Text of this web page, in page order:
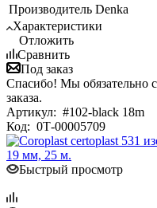
Производитель Denka
Характеристики
Отложить
Сравнить
Под заказ
Спасибо! Мы обязательно
заказа.
Артикул: #102-black 18m
Код: 0Т-00005709
Быстрый просмотр